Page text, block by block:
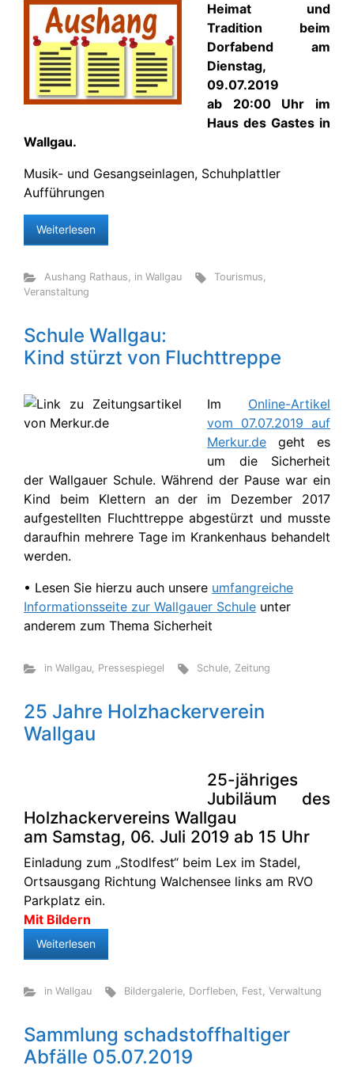
Heimat und
Tradition beim
Dorfabend am
Dienstag,
09.07.2019
ab 20:00 Uhr im
Haus des Gastes in
Wallgau.
Musik- und Gesangseinlagen, Schuhplattler
Aufführungen
Weiterlesen
Aushang Rathaus, in Wallgau Tourismus,
Veranstaltung
Schule Wallgau:
Kind stürzt von Fluchttreppe
Im Online-Artikel
vom 07.07.2019 auf
Merkur.de geht es
um die Sicherheit
der Wallgauer Schule. Während der Pause war ein
Kind beim Klettern an der im Dezember 2017
aufgestellten Fluchttreppe abgestürzt und musste
daraufhin mehrere Tage im Krankenhaus behandelt
werden.
• Lesen Sie hierzu auch unsere umfangreiche
Informationsseite zur Wallgauer Schule unter
anderem zum Thema Sicherheit
in Wallgau, Pressespiegel Schule, Zeitung
25 Jahre Holzhackerverein
Wallgau
25-jähriges
Jubiläum des
Holzhackervereins Wallgau
am Samstag, 06. Juli 2019 ab 15 Uhr
Einladung zum „Stodlfest“ beim Lex im Stadel,
Ortsausgang Richtung Walchensee links am RVO
Parkplatz ein.
Mit Bildern
Weiterlesen
in Wallgau Bildergalerie, Dorfleben, Fest,Verwaltung
Sammlung schadstoffhaltiger
Abfälle 05.07.2019